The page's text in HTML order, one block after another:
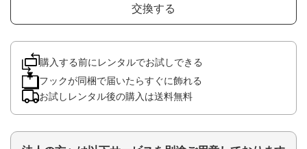
交換する
購入する前にレンタルでお試しできる
フックが同梱で届いたらすぐに飾れる
お試しレンタル後の購入は送料無料